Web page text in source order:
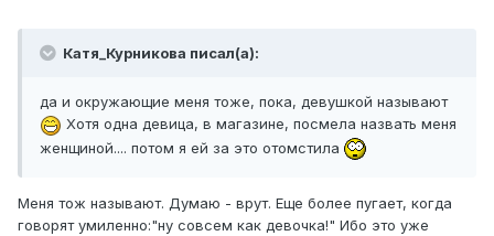
Катя_Курникова писал(а):
да и окружающие меня тоже, пока, девушкой называют
Хотя одна девица, в магазине, посмела назвать меня
женщиной.... потом я ей за это отомстила
Меня тож называют. Думаю - врут. Еще более пугает, когда
говорят умиленно:"ну совсем как девочка!" Ибо это уже